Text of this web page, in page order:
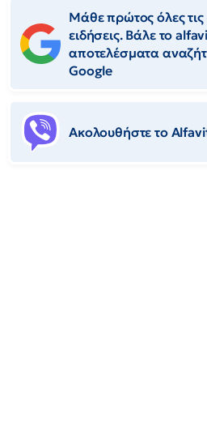
Μάθε πρώτος όλες τις
ειδήσεις. Βάλε το
αποτελέσματα
Google
Ακολουθήστε το